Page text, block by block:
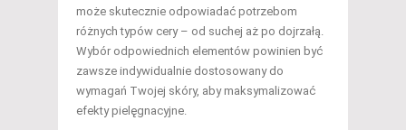
może skutecznie odpowiadać potrzebom
różnych typów cery – od suchej aż po dojrzałą.
Wybór odpowiednich elementów powinien być
zawsze indywidualnie dostosowany do
wymagań Twojej skóry, aby maksymalizować
efekty pielęgnacyjne.